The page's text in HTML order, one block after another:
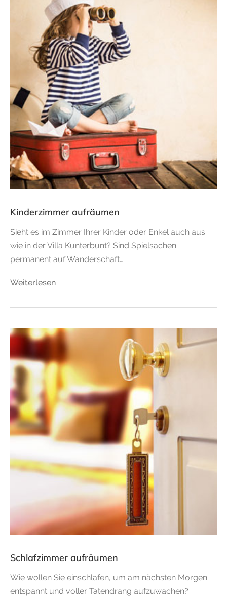
Kinderzimmer aufräumen
Sieht es im Zimmer Ihrer Kinder oder Enkel auch aus
wie in der Villa Kunterbunt? Sind Spielsachen
permanent auf Wanderschaft…
Weiterlesen
Schlafzimmer aufräumen
Wie wollen Sie einschlafen, um am nächsten Morgen
entspannt und voller Tatendrang aufzuwachen?